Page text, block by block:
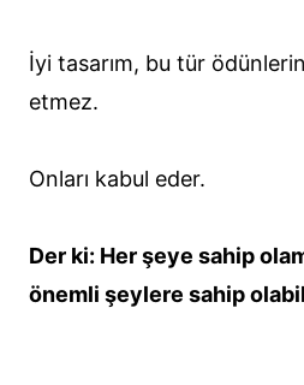
İyi tasarım, bu tür ödünlerin
etmez.
Onları kabul eder.
Der ki: Her şeye sahip
önemli şeylere sahip